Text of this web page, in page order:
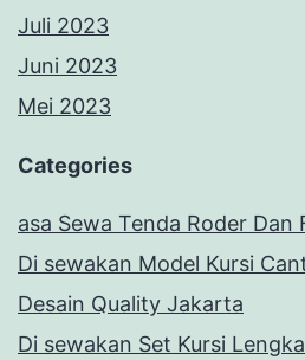
Juli 2023
Juni 2023
Mei 2023
Categories
asa Sewa Tenda Roder
Di sewakan Model Kursi
Desain Quality Jakarta
Di sewakan Set Kursi